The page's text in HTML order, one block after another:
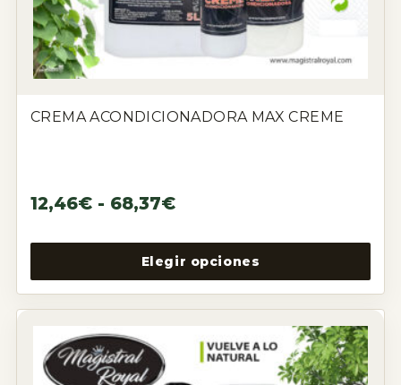
Elegir opciones
CREMA ACONDICIONADORA MAX CREME
12,46€ - 68,37€